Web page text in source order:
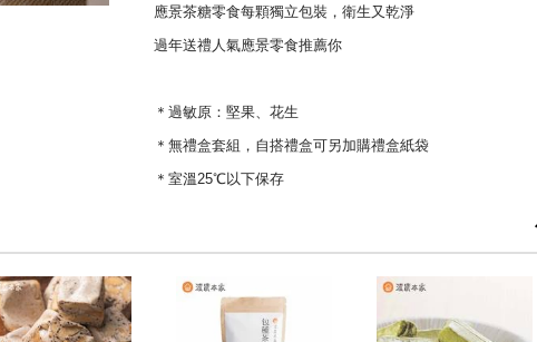
應景茶糖零食每顆獨立包裝，衛生又乾淨
過年送禮人氣應景零食推薦你
＊過敏原：堅果、花生
＊無禮盒套組，自搭禮盒可另加購禮盒紙袋
＊室溫25℃以下保存